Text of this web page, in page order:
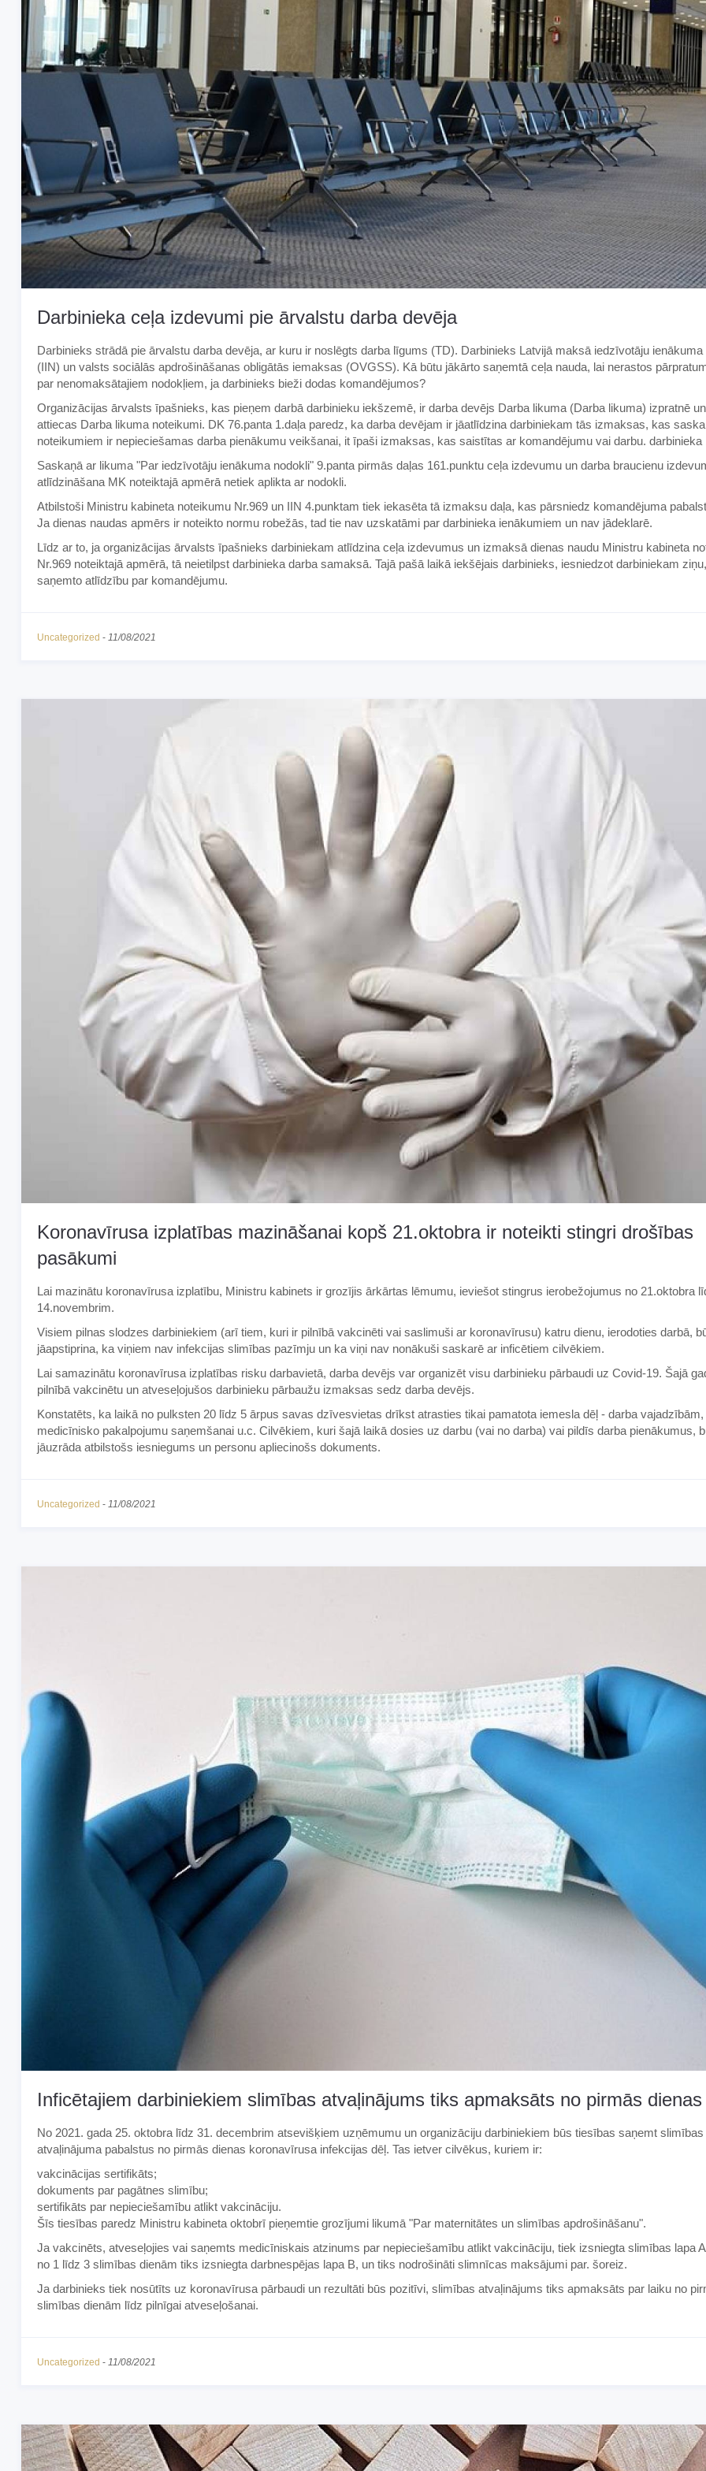
Darbinieka ceļa izdevumi pie ārvalstu darba devēja
Darbinieks strādā pie ārvalstu darba devēja, ar kuru ir noslēgts darba līgums (TD). Darbinieks Latvijā maksā iedzīvotāju ienākuma
(IIN) un valsts sociālās apdrošināšanas obligātās iemaksas (OVGSS). Kā būtu jākārto saņemtā ceļa nauda, ​​lai nerastos
par nenomaksātajiem nodokļiem, ja darbinieks bieži dodas komandējumos?
Organizācijas ārvalsts īpašnieks, kas pieņem darbā darbinieku iekšzemē, ir darba devējs Darba likuma (Darba likuma) izpratnē
attiecas Darba likuma noteikumi. DK 76.panta 1.daļa paredz, ka darba devējam ir jāatlīdzina darbiniekam tās izmaksas, kas
noteikumiem ir nepieciešamas darba pienākumu veikšanai, it īpaši izmaksas, kas saistītas ar komandējumu vai darbu. darbinieka
Saskaņā ar likuma "Par iedzīvotāju ienākuma nodokli" 9.panta pirmās daļas 161.punktu ceļa izdevumu un darba braucienu
atlīdzināšana MK noteiktajā apmērā netiek aplikta ar nodokli.
Atbilstoši Ministru kabineta noteikumu Nr.969 un IIN 4.punktam tiek iekasēta tā izmaksu daļa, kas pārsniedz komandējuma
Ja dienas naudas apmērs ir noteikto normu robežās, tad tie nav uzskatāmi par darbinieka ienākumiem un nav jādeklarē.
Līdz ar to, ja organizācijas ārvalsts īpašnieks darbiniekam atlīdzina ceļa izdevumus un izmaksā dienas naudu Ministru kabineta
Nr.969 noteiktajā apmērā, tā neietilpst darbinieka darba samaksā. Tajā pašā laikā iekšējais darbinieks, iesniedzot darbiniekam
saņemto atlīdzību par komandējumu.
Uncategorized - 11/08/2021
Koronavīrusa izplatības mazināšanai kopš 21.oktobra ir noteikti stingri drošības
pasākumi
Lai mazinātu koronavīrusa izplatību, Ministru kabinets ir grozījis ārkārtas lēmumu, ieviešot stingrus ierobežojumus no 21.oktobra
14.novembrim.
Visiem pilnas slodzes darbiniekiem (arī tiem, kuri ir pilnībā vakcinēti vai saslimuši ar koronavīrusu) katru dienu, ierodoties darbā,
jāapstiprina, ka viņiem nav infekcijas slimības pazīmju un ka viņi nav nonākuši saskarē ar inficētiem cilvēkiem.
Lai samazinātu koronavīrusa izplatības risku darbavietā, darba devējs var organizēt visu darbinieku pārbaudi uz Covid-19. Šajā
pilnībā vakcinētu un atveseļojušos darbinieku pārbaužu izmaksas sedz darba devējs.
Konstatēts, ka laikā no pulksten 20 līdz 5 ārpus savas dzīvesvietas drīkst atrasties tikai pamatota iemesla dēļ - darba vajadzībām,
medicīnisko pakalpojumu saņemšanai u.c. Cilvēkiem, kuri šajā laikā dosies uz darbu (vai no darba) vai pildīs darba pienākumus,
jāuzrāda atbilstošs iesniegums un personu apliecinošs dokuments.
Uncategorized - 11/08/2021
Inficētajiem darbiniekiem slimības atvaļinājums tiks apmaksāts no pirmās dienas
No 2021. gada 25. oktobra līdz 31. decembrim atsevišķiem uzņēmumu un organizāciju darbiniekiem būs tiesības saņemt slimības
atvaļinājuma pabalstus no pirmās dienas koronavīrusa infekcijas dēļ. Tas ietver cilvēkus, kuriem ir:
vakcinācijas sertifikāts;
dokuments par pagātnes slimību;
sertifikāts par nepieciešamību atlikt vakcināciju.
Šīs tiesības paredz Ministru kabineta oktobrī pieņemtie grozījumi likumā "Par maternitātes un slimības apdrošināšanu".
Ja vakcinēts, atveseļojies vai saņemts medicīniskais atzinums par nepieciešamību atlikt vakcināciju, tiek izsniegta slimības lapa
no 1 līdz 3 slimības dienām tiks izsniegta darbnespējas lapa B, un tiks nodrošināti slimnīcas maksājumi par. šoreiz.
Ja darbinieks tiek nosūtīts uz koronavīrusa pārbaudi un rezultāti būs pozitīvi, slimības atvaļinājums tiks apmaksāts par laiku no
slimības dienām līdz pilnīgai atveseļošanai.
Uncategorized - 11/08/2021